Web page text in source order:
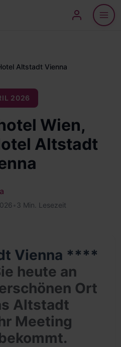
Altstadt Vienna
2026
Wien,
Altstadt
3 Min. Lesezeit
Vienna ****
heute an
Ort
Altstadt
Meeting